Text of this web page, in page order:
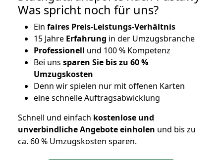
Was spricht noch für uns?
Ein faires Preis-Leistungs-Verhältnis
15 Jahre Erfahrung in der Umzugsbranche
Professionell und 100 % Kompetenz
Bei uns sparen Sie bis zu 60 %
Umzugskosten
Denn wir spielen nur mit offenen Karten
eine schnelle Auftragsabwicklung
Schnell und einfach kostenlose und
unverbindliche Angebote einholen und bis zu
ca. 60 % Umzugskosten sparen.